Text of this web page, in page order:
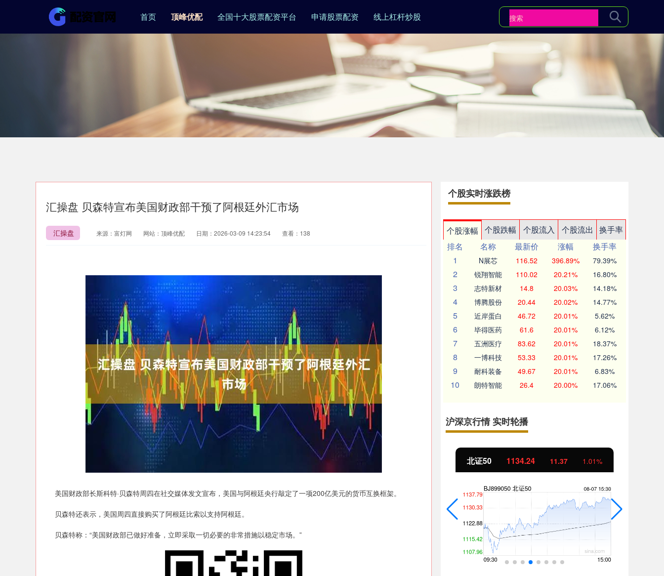
首页 顶峰优配 全国十大股票配资平台 申请股票配资 线上杠杆炒股
汇操盘 贝森特宣布美国财政部干预了阿根廷外汇市场
汇操盘 来源：富灯网 网站：顶峰优配 日期：2026-03-09 14:23:54 查看：138
美国财政部长斯科特·贝森特周四在社交媒体发文宣布，美国与阿根廷央行敲定了一项200亿美元的货币互换框架。
贝森特还表示，美国周四直接购买了阿根廷比索以支持阿根廷。
贝森特称：“美国财政部已做好准备，立即采取一切必要的非常措施以稳定市场。”
个股实时涨跌榜
个股涨幅 个股跌幅 个股流入 个股流出
换手率
排名
名称 最新价 涨幅
换手率
1
N展芯 116.52 396.89% 79.39%
2 锐翔智能 110.02 20.21% 16.80%
3 志特新材 14.8 20.03% 14.18%
4 博腾股份 20.44 20.02% 14.77%
5 近岸蛋白 46.72 20.01% 5.62%
6 毕得医药 61.6 20.01% 6.12%
7 五洲医疗 83.62 20.01% 18.37%
8 一博科技 53.33 20.01% 17.26%
9 耐科装备 49.67 20.01% 6.83%
10 朗特智能 26.4 20.00% 17.06%
沪深京行情 实时轮播
14311.01 4694.44 北证50 1134.24 11.37 1.01%